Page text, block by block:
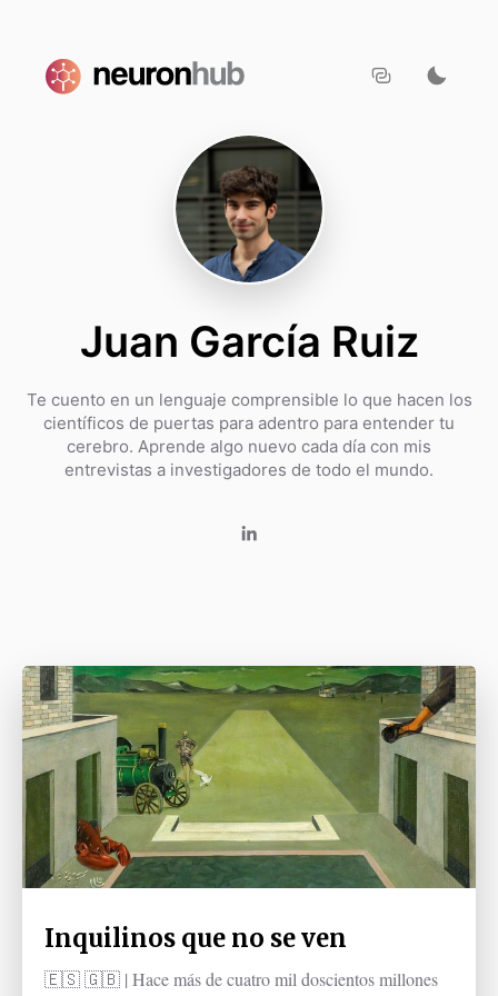
Juan García Ruiz
Te cuento en un lenguaje comprensible lo que hacen los
científicos de puertas para adentro para entender tu
cerebro. Aprende algo nuevo cada día con mis
entrevistas a investigadores de todo el mundo.
Inquilinos que no se ven
🇪🇸 🇬🇧 | Hace más de cuatro mil doscientos millones